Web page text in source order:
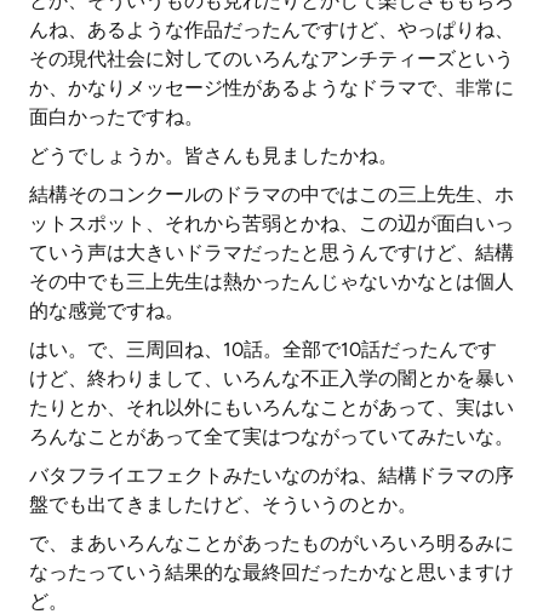
んね、あるような作品だったんですけど、やっぱりね、
その現代社会に対してのいろんなアンチティーズという
か、かなりメッセージ性があるようなドラマで、非常に
面白かったですね。
どうでしょうか。皆さんも見ましたかね。
結構そのコンクールのドラマの中ではこの三上先生、ホ
ットスポット、それから苦弱とかね、この辺が面白いっ
ていう声は大きいドラマだったと思うんですけど、結構
その中でも三上先生は熱かったんじゃないかなとは個人
的な感覚ですね。
はい。で、三周回ね、10話。全部で10話だったんです
けど、終わりまして、いろんな不正入学の闇とかを暴い
たりとか、それ以外にもいろんなことがあって、実はい
ろんなことがあって全て実はつながっていてみたいな。
バタフライエフェクトみたいなのがね、結構ドラマの序
盤でも出てきましたけど、そういうのとか。
で、まあいろんなことがあったものがいろいろ明るみに
なったっていう結果的な最終回だったかなと思いますけ
ど。